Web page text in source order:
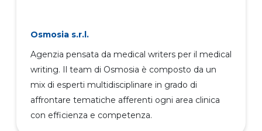
Osmosia s.r.l.
Agenzia pensata da medical writers per il medical
writing. Il team di Osmosia è composto da un
mix di esperti multidisciplinare in grado di
affrontare tematiche afferenti ogni area clinica
con efficienza e competenza.